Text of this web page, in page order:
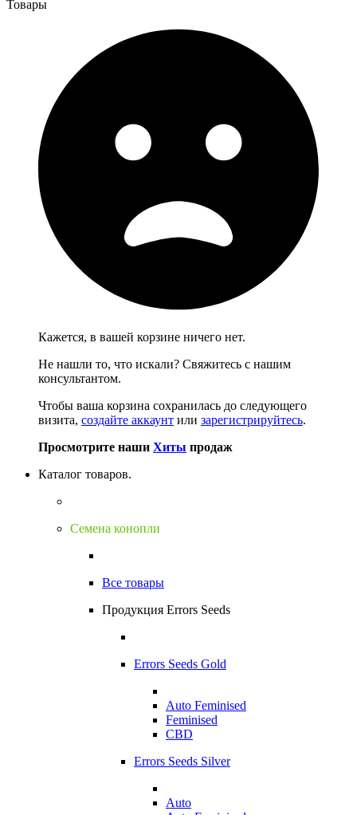
Товары
Кажется, в вашей корзине ничего нет.
Не нашли то, что искали? Свяжитесь с нашим
консультантом.
Чтобы ваша корзина сохранилась до следующего
визита, создайте аккаунт или зарегистрируйтесь.
Просмотрите наши Хиты продаж
Каталог товаров.
Семена конопли
Все товары
Продукция Errors Seeds
Errors Seeds Gold
Auto Feminised
Feminised
CBD
Errors Seeds Silver
Auto